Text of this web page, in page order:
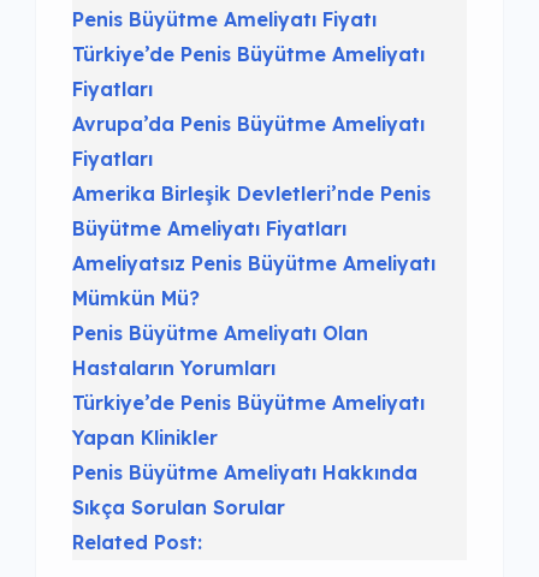
Penis Büyütme Ameliyatı Fiyatı
Türkiye’de Penis Büyütme Ameliyatı
Fiyatları
Avrupa’da Penis Büyütme Ameliyatı
Fiyatları
Amerika Birleşik Devletleri’nde Penis
Büyütme Ameliyatı Fiyatları
Ameliyatsız Penis Büyütme Ameliyatı
Mümkün Mü?
Penis Büyütme Ameliyatı Olan
Hastaların Yorumları
Türkiye’de Penis Büyütme Ameliyatı
Yapan Klinikler
Penis Büyütme Ameliyatı Hakkında
Sıkça Sorulan Sorular
Related Post: